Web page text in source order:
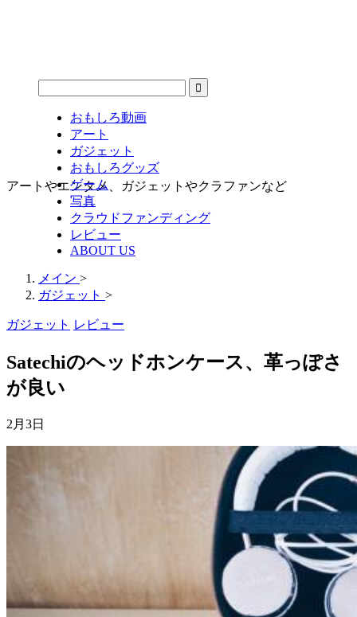
アートやエンタメ、ガジェットやクラファンなど
おもしろ動画
アート
ガジェット
おもしろグッズ
ゲーム
写真
クラウドファンディング
レビュー
ABOUT US
メイン >
ガジェット >
ガジェット レビュー
Satechiのヘッドホンケース、革っぽさ
が良い
2月3日